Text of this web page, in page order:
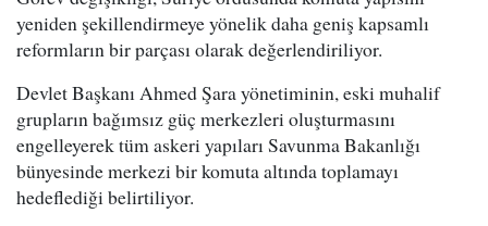
yeniden şekillendirmeye yönelik daha geniş kapsamlı
reformların bir parçası olarak değerlendiriliyor.
Devlet Başkanı Ahmed Şara yönetiminin, eski muhalif
grupların bağımsız güç merkezleri oluşturmasını
engelleyerek tüm askeri yapıları Savunma Bakanlığı
bünyesinde merkezi bir komuta altında toplamayı
hedeflediği belirtiliyor.